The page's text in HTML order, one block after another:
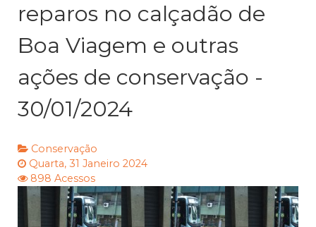
reparos no calçadão de
Boa Viagem e outras
ações de conservação -
30/01/2024
Conservação
Quarta, 31 Janeiro 2024
898 Acessos